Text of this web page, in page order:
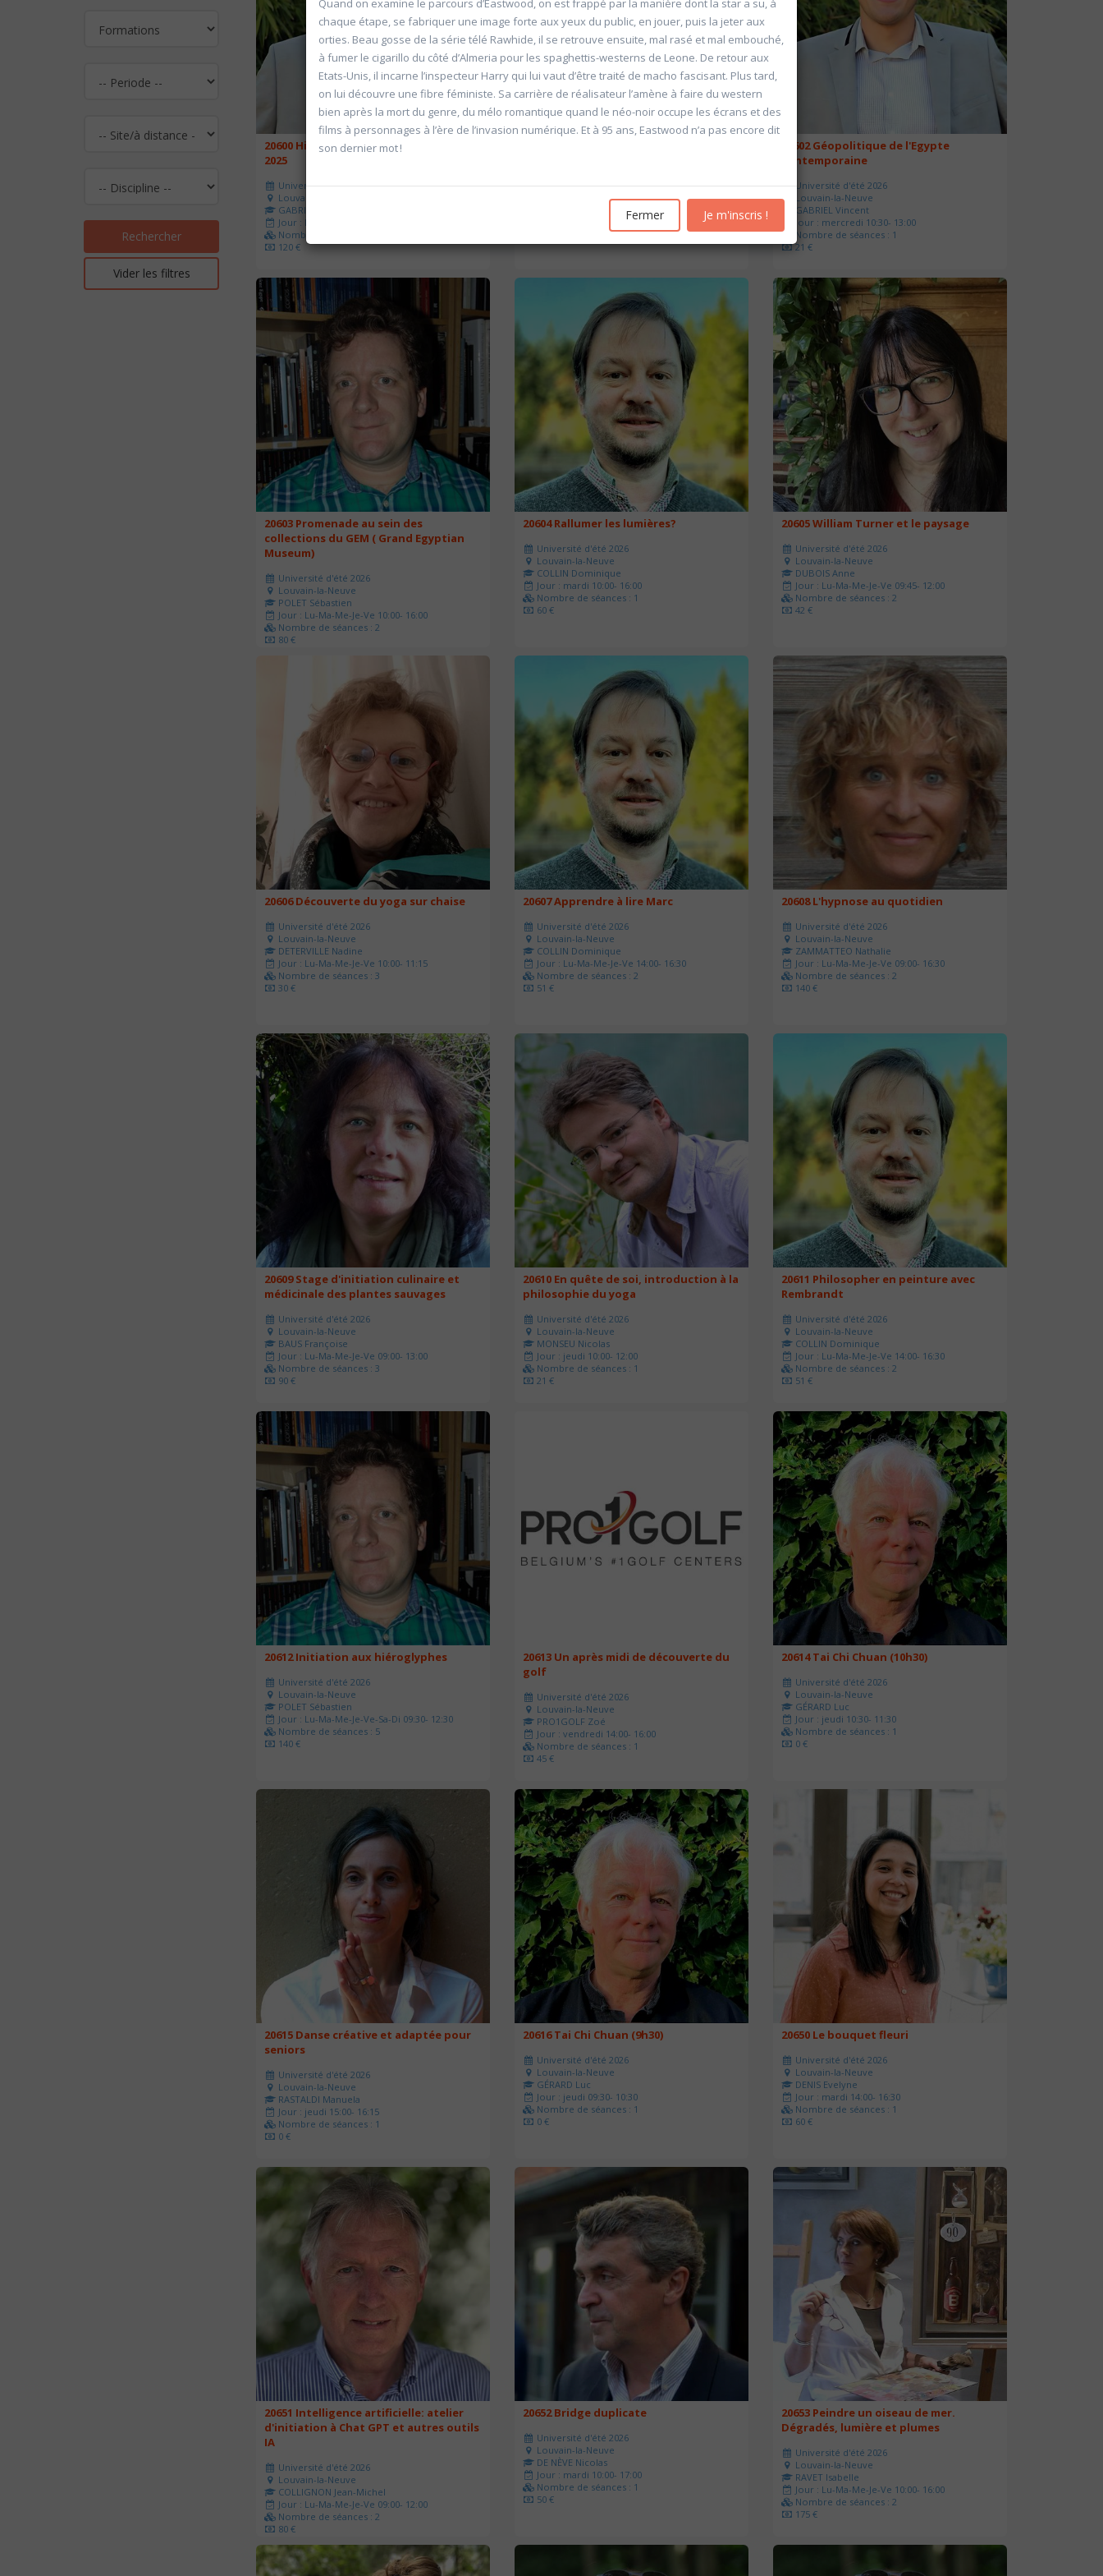
Rechercher
Vider les filtres
20600 Histoire de l'Allemagne de 1871 à
2025
Université d'été 2026
Louvain-la-Neuve
GABRIEL Vincent
Jour : Lu-Ma-Me-Je-Ve 10:30- 13:00
Nombre de séances : 5
120 €
Nombre de séances : 5
20602 Géopolitique de l'Egypte
contemporaine
Université d'été 2026
Louvain-la-Neuve
GABRIEL Vincent
Jour : mercredi 10:30- 13:00
Nombre de séances : 1
21 €
20603 Promenade au sein des
collections du GEM ( Grand Egyptian
Museum)
Université d'été 2026
Louvain-la-Neuve
POLET Sébastien
Jour : Lu-Ma-Me-Je-Ve 10:00- 16:00
Nombre de séances : 2
80 €
20604 Rallumer les lumières?
Université d'été 2026
Louvain-la-Neuve
COLLIN Dominique
Jour : mardi 10:00- 16:00
Nombre de séances : 1
60 €
20605 William Turner et le paysage
Université d'été 2026
Louvain-la-Neuve
DUBOIS Anne
Jour : Lu-Ma-Me-Je-Ve 09:45- 12:00
Nombre de séances : 2
42 €
20606 Découverte du yoga sur chaise
Université d'été 2026
Louvain-la-Neuve
DETERVILLE Nadine
Jour : Lu-Ma-Me-Je-Ve 10:00- 11:15
Nombre de séances : 3
30 €
20607 Apprendre à lire Marc
Université d'été 2026
Louvain-la-Neuve
COLLIN Dominique
Jour : Lu-Ma-Me-Je-Ve 14:00- 16:30
Nombre de séances : 2
51 €
20608 L'hypnose au quotidien
Université d'été 2026
Louvain-la-Neuve
ZAMMATTEO Nathalie
Jour : Lu-Ma-Me-Je-Ve 09:00- 16:30
Nombre de séances : 2
140 €
20609 Stage d'initiation culinaire et
médicinale des plantes sauvages
Université d'été 2026
Louvain-la-Neuve
BAUS Françoise
Jour : Lu-Ma-Me-Je-Ve 09:00- 13:00
Nombre de séances : 3
90 €
20610 En quête de soi, introduction à la
philosophie du yoga
Université d'été 2026
Louvain-la-Neuve
MONSEU Nicolas
Jour : jeudi 10:00- 12:00
Nombre de séances : 1
21 €
20611 Philosopher en peinture avec
Rembrandt
Université d'été 2026
Louvain-la-Neuve
COLLIN Dominique
Jour : Lu-Ma-Me-Je-Ve 14:00- 16:30
Nombre de séances : 2
51 €
20612 Initiation aux hiéroglyphes
Université d'été 2026
Louvain-la-Neuve
POLET Sébastien
Jour : Lu-Ma-Me-Je-Ve-Sa-Di 09:30- 12:30
Nombre de séances : 5
140 €
20613 Un après midi de découverte du
golf
Université d'été 2026
Louvain-la-Neuve
PRO1GOLF Zoé
Jour : vendredi 14:00- 16:00
Nombre de séances : 1
45 €
20614 Tai Chi Chuan (10h30)
Université d'été 2026
Louvain-la-Neuve
GÉRARD Luc
Jour : jeudi 10:30- 11:30
Nombre de séances : 1
0 €
20615 Danse créative et adaptée pour
seniors
Université d'été 2026
Louvain-la-Neuve
RASTALDI Manuela
Jour : jeudi 15:00- 16:15
Nombre de séances : 1
0 €
20616 Tai Chi Chuan (9h30)
Université d'été 2026
Louvain-la-Neuve
GÉRARD Luc
Jour : jeudi 09:30- 10:30
Nombre de séances : 1
0 €
20650 Le bouquet fleuri
Université d'été 2026
Louvain-la-Neuve
DENIS Evelyne
Jour : mardi 14:00- 16:30
Nombre de séances : 1
60 €
20651 Intelligence artificielle: atelier
d'initiation à Chat GPT et autres outils
IA
Université d'été 2026
Louvain-la-Neuve
COLLIGNON Jean-Michel
Jour : Lu-Ma-Me-Je-Ve 09:00- 12:00
Nombre de séances : 2
80 €
20652 Bridge duplicate
Université d'été 2026
Louvain-la-Neuve
DE NÈVE Nicolas
Jour : mardi 10:00- 17:00
Nombre de séances : 1
50 €
20653 Peindre un oiseau de mer.
Dégradés, lumière et plumes
Université d'été 2026
Louvain-la-Neuve
RAVET Isabelle
Jour : Lu-Ma-Me-Je-Ve 10:00- 16:00
Nombre de séances : 2
175 €
Quand on examine le parcours d’Eastwood, on est frappé par la manière dont la star a su, à
chaque étape, se fabriquer une image forte aux yeux du public, en jouer, puis la jeter aux
orties. Beau gosse de la série télé Rawhide, il se retrouve ensuite, mal rasé et mal embouché,
à fumer le cigarillo du côté d’Almeria pour les spaghettis-westerns de Leone. De retour aux
Etats-Unis, il incarne l’inspecteur Harry qui lui vaut d’être traité de macho fascisant. Plus tard,
on lui découvre une fibre féministe. Sa carrière de réalisateur l’amène à faire du western
bien après la mort du genre, du mélo romantique quand le néo-noir occupe les écrans et des
films à personnages à l’ère de l’invasion numérique. Et à 95 ans, Eastwood n’a pas encore dit
son dernier mot !
Fermer Je m'inscris !